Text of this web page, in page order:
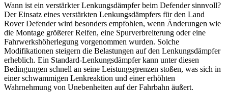
Wann ist ein verstärkter Lenkungsdämpfer beim Defender sinnvoll?
Der Einsatz eines verstärkten Lenkungsdämpfers für den Land
Rover Defender wird besonders empfohlen, wenn Änderungen wie
die Montage größerer Reifen, eine Spurverbreiterung oder eine
Fahrwerkshöherlegung vorgenommen wurden. Solche
Modifikationen steigern die Belastungen auf den Lenkungsdämpfer
erheblich. Ein Standard-Lenkungsdämpfer kann unter diesen
Bedingungen schnell an seine Leistungsgrenzen stoßen, was sich in
einer schwammigen Lenkreaktion und einer erhöhten
Wahrnehmung von Unebenheiten auf der Fahrbahn äußert.